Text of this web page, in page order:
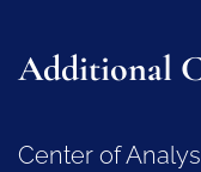
Additional
Center of